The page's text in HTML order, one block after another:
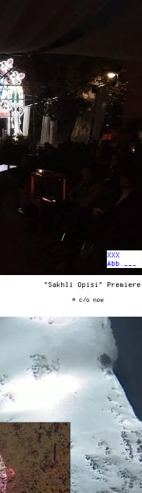
XXX
Abb.___
"Sakhli Opisi" Premiere.
© c/o now